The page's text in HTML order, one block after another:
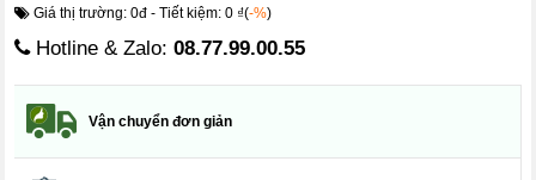
Giá thị trường: 0đ - Tiết kiệm: 0 ₫(-%)
Hotline & Zalo:08.77.99.00.55
Vận chuyển đơn giản